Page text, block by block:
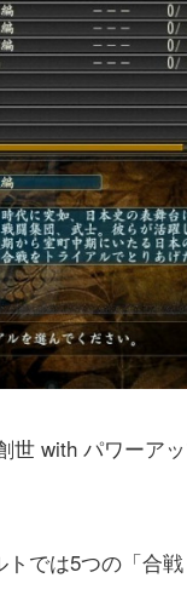
世 with パワーア
では5つの「合